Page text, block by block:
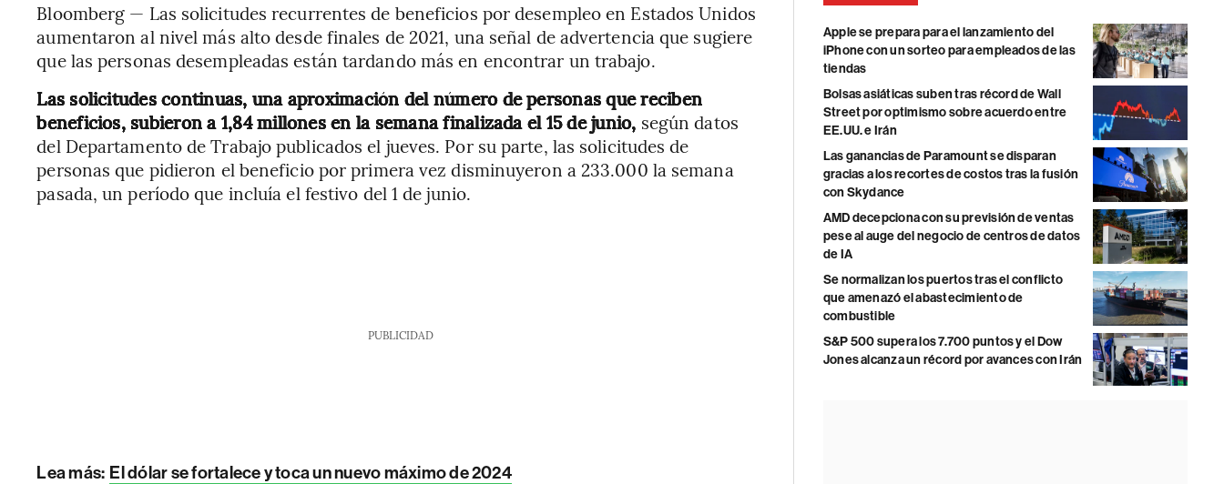
Bloomberg — Las solicitudes recurrentes de beneficios por desempleo en Estados Unidos
aumentaron al nivel más alto desde finales de 2021, una señal de advertencia que sugiere
que las personas desempleadas están tardando más en encontrar un trabajo.
Las solicitudes continuas, una aproximación del número de personas que reciben
beneficios, subieron a 1,84 millones en la semana finalizada el 15 de junio, según datos
del Departamento de Trabajo publicados el jueves. Por su parte, las solicitudes de
personas que pidieron el beneficio por primera vez disminuyeron a 233.000 la semana
pasada, un período que incluía el festivo del 1 de junio.
PUBLICIDAD
Lea más: El dólar se fortalece y toca un nuevo máximo de 2024
Apple se prepara para el lanzamiento del
iPhone con un sorteo para empleados de las
tiendas
Bolsas asiáticas suben tras récord de Wall
Street por optimismo sobre acuerdo entre
EE.UU. e Irán
Las ganancias de Paramount se disparan
gracias a los recortes de costos tras la fusión
con Skydance
AMD decepciona con su previsión de ventas
pese al auge del negocio de centros de datos
de IA
Se normalizan los puertos tras el conflicto
que amenazó el abastecimiento de
combustible
S&P 500 supera los 7.700 puntos y el Dow
Jones alcanza un récord por avances con Irán